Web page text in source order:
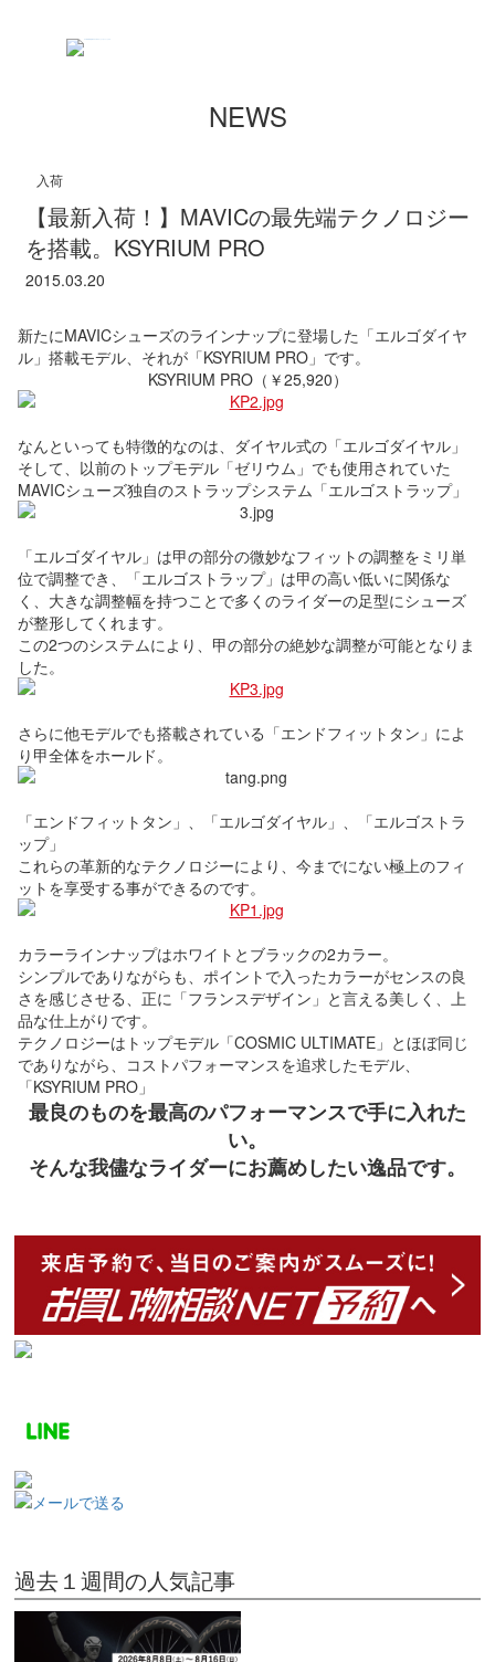
NEWS
入荷
【最新入荷！】MAVICの最先端テクノロジー
を搭載。KSYRIUM PRO
2015.03.20
新たにMAVICシューズのラインナップに登場した「エルゴダイヤ
ル」搭載モデル、それが「KSYRIUM PRO」です。
KSYRIUM PRO（￥25,920）
なんといっても特徴的なのは、ダイヤル式の「エルゴダイヤル」
そして、以前のトップモデル「ゼリウム」でも使用されていた
MAVICシューズ独自のストラップシステム「エルゴストラップ」
「エルゴダイヤル」は甲の部分の微妙なフィットの調整をミリ単
位で調整でき、「エルゴストラップ」は甲の高い低いに関係な
く、大きな調整幅を持つことで多くのライダーの足型にシューズ
が整形してくれます。
この2つのシステムにより、甲の部分の絶妙な調整が可能となりま
した。
さらに他モデルでも搭載されている「エンドフィットタン」によ
り甲全体をホールド。
「エンドフィットタン」、「エルゴダイヤル」、「エルゴストラ
ップ」
これらの革新的なテクノロジーにより、今までにない極上のフィ
ットを享受する事ができるのです。
カラーラインナップはホワイトとブラックの2カラー。
シンプルでありながらも、ポイントで入ったカラーがセンスの良
さを感じさせる、正に「フランスデザイン」と言える美しく、上
品な仕上がりです。
テクノロジーはトップモデル「COSMIC ULTIMATE」とほぼ同じ
でありながら、コストパフォーマンスを追求したモデル、
「KSYRIUM PRO」
最良のものを最高のパフォーマンスで手に入れた
い。
そんな我儘なライダーにお薦めしたい逸品です。
過去１週間の人気記事